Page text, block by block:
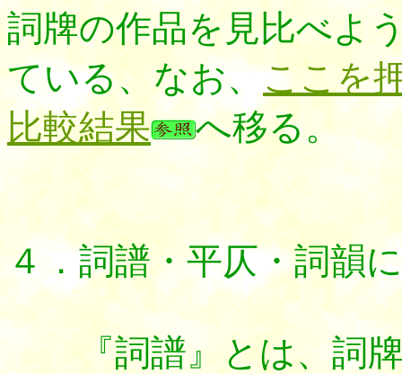
詞牌の作品を見比べよ
ている、なお、ここを
比較結果
へ移る。
４．詞譜・平仄・詞韻
『詞譜』とは、詞牌